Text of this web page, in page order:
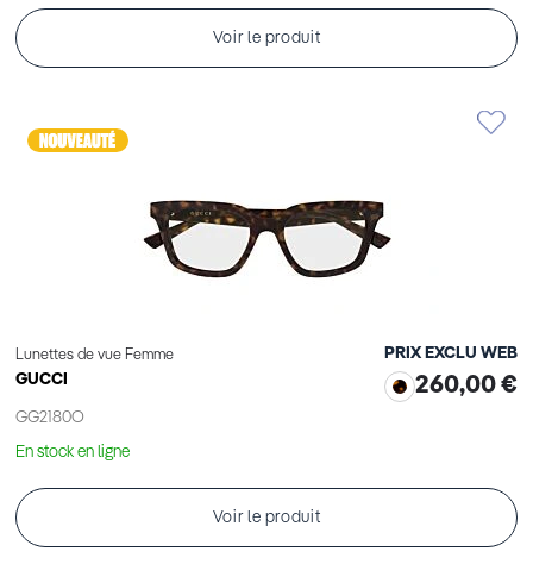
Voir le produit
Lunettes de vue Femme
GUCCI
GG2180O
PRIX EXCLU WEB
260,00 €
En stock en ligne
Voir le produit